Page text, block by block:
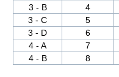
3 - B
4
3 - C
5
3 - D
6
4 - A
7
4 - B
8